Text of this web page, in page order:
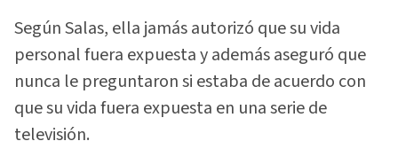
Según Salas, ella jamás autorizó que su vida
personal fuera expuesta y además aseguró que
nunca le preguntaron si estaba de acuerdo con
que su vida fuera expuesta en una serie de
televisión.